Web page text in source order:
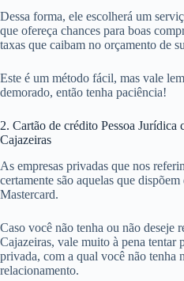
Dessa forma, ele escolherá um
que ofereça chances para boas
taxas que caibam no orçamento de
Este é um método fácil, mas vale
demorado, então tenha paciência!
2. Cartão de crédito Pessoa Jurídica
Cajazeiras
As empresas privadas que nos
certamente são aquelas que
Mastercard.
Caso você não tenha ou não deseje
Cajazeiras, vale muito à pena tentar
privada, com a qual você não tenha
relacionamento.